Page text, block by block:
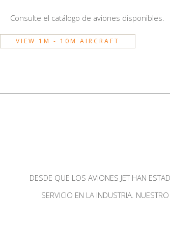
Consulte el catálogo de aviones disponibles.
VIEW 1M - 10M AIRCRAFT
DESDE QUE LOS AVIONES JET HAN
SERVICIO EN LA INDUSTRIA.